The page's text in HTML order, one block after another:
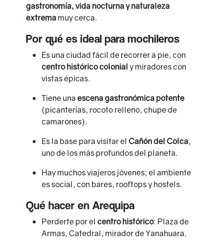
gastronomía, vida nocturna y naturaleza
extremamuy cerca.
Por qué es ideal para mochileros
Es una ciudad fácil de recorrer a pie, con
centro histórico colonial y miradores con
vistas épicas.
Tiene una escena gastronómica potente
(picanterías, rocoto relleno, chupe de
camarones).
Es la base para visitar el Cañón del Colca,
uno de los más profundos del planeta.
Hay muchos viajeros jóvenes; el ambiente
es social, con bares, rooftops y hostels.
Qué hacer en Arequipa
Perderte por el centro histórico: Plaza de
Armas, Catedral, mirador de Yanahuara.